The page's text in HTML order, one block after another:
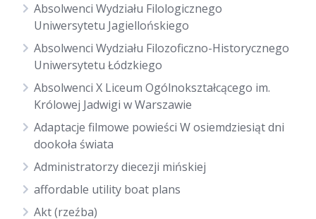
Absolwenci Wydziału Filologicznego
Uniwersytetu Jagiellońskiego
Absolwenci Wydziału Filozoficzno-Historycznego
Uniwersytetu Łódzkiego
Absolwenci X Liceum Ogólnokształcącego im.
Królowej Jadwigi w Warszawie
Adaptacje filmowe powieści W osiemdziesiąt dni
dookoła świata
Administratorzy diecezji mińskiej
affordable utility boat plans
Akt (rzeźba)